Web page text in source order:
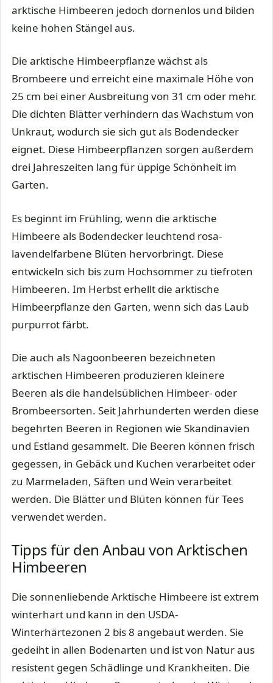
arktische Himbeeren jedoch dornenlos und bilden
keine hohen Stängel aus.
Die arktische Himbeerpflanze wächst als
Brombeere und erreicht eine maximale Höhe von
25 cm bei einer Ausbreitung von 31 cm oder mehr.
Die dichten Blätter verhindern das Wachstum von
Unkraut, wodurch sie sich gut als Bodendecker
eignet. Diese Himbeerpflanzen sorgen außerdem
drei Jahreszeiten lang für üppige Schönheit im
Garten.
Es beginnt im Frühling, wenn die arktische
Himbeere als Bodendecker leuchtend rosa-
lavendelfarbene Blüten hervorbringt. Diese
entwickeln sich bis zum Hochsommer zu tiefroten
Himbeeren. Im Herbst erhellt die arktische
Himbeerpflanze den Garten, wenn sich das Laub
purpurrot färbt.
Die auch als Nagoonbeeren bezeichneten
arktischen Himbeeren produzieren kleinere
Beeren als die handelsüblichen Himbeer- oder
Brombeersorten. Seit Jahrhunderten werden diese
begehrten Beeren in Regionen wie Skandinavien
und Estland gesammelt. Die Beeren können frisch
gegessen, in Gebäck und Kuchen verarbeitet oder
zu Marmeladen, Säften und Wein verarbeitet
werden. Die Blätter und Blüten können für Tees
verwendet werden.
Tipps für den Anbau von Arktischen
Himbeeren
Die sonnenliebende Arktische Himbeere ist extrem
winterhart und kann in den USDA-
Winterhärtezonen 2 bis 8 angebaut werden. Sie
gedeiht in allen Bodenarten und ist von Natur aus
resistent gegen Schädlinge und Krankheiten. Die